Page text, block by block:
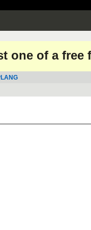
one of a free